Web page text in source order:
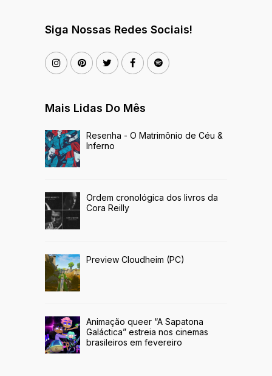
Siga Nossas Redes Sociais!
Mais Lidas Do Mês
Resenha - O Matrimônio de Céu &
Inferno
Ordem cronológica dos livros da
Cora Reilly
Preview Cloudheim (PC)
Animação queer “A Sapatona
Galáctica” estreia nos cinemas
brasileiros em fevereiro